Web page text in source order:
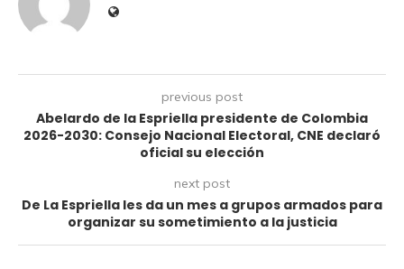
previous post
Abelardo de la Espriella presidente de Colombia
2026-2030: Consejo Nacional Electoral, CNE declaró
oficial su elección
next post
De La Espriella les da un mes a grupos armados para
organizar su sometimiento a la justicia